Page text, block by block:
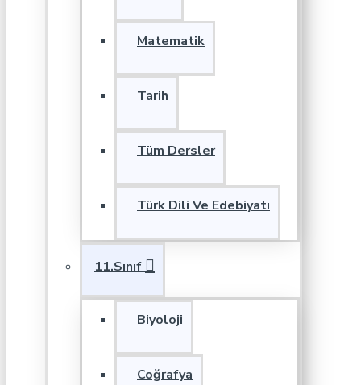
Matematik
Tarih
Tüm Dersler
Türk Dili Ve Edebiyatı
11.Sınıf
Biyoloji
Coğrafya